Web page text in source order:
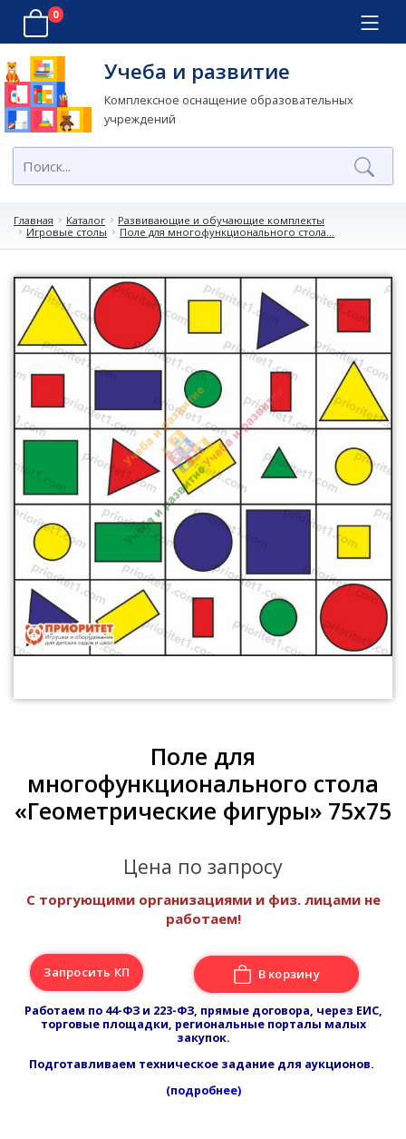
0
Учеба и развитие
Комплексное оснащение образовательных
учреждений
Главная Каталог
Развивающие и обучающие комплекты
Игровые столы
Поле для многофункционального стола...
Поле для
многофункционального стола
«Геометрические фигуры» 75x75
Цена по запросу
С торгующими организациями и физ. лицами не
работаем!
Запросить КП В корзину
Работаем по 44-ФЗ и 223-ФЗ, прямые договора, через ЕИС,
торговые площадки, региональные порталы малых
закупок.
Подготавливаем техническое задание для аукционов.
(подробнее)